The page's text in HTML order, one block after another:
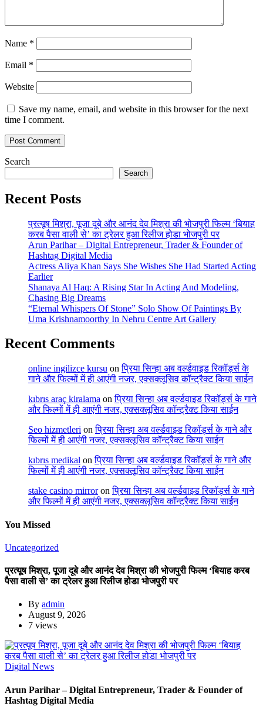
Name *
Email *
Website
Save my name, email, and website in this browser for the next
time I comment.
Search
Search
Recent Posts
प्रत्यूष मिश्रा, पूजा दूबे और आनंद देव मिश्रा की भोजपुरी फिल्म ‘बियाह
करब पैसा वाली से’ का ट्रेलर हुआ रिलीज होडा भोजपुरी पर
Arun Parihar – Digital Entrepreneur, Trader & Founder of
Hashtag Digital Media
Actress Aliya Khan Says She Wishes She Had Started Acting
Earlier
Shanaya Al Haq: A Rising Star In Acting And Modeling,
Chasing Big Dreams
“Eternal Whispers Of Stone” Solo Show Of Paintings By
Uma Krishnamoorthy In Nehru Centre Art Gallery
Recent Comments
online ingilizce kursu onप्रिया सिन्हा अब वर्ल्डवाइड रिकॉर्ड्स के
गाने और फिल्मों में ही आएंगी नजर, एक्सक्लूसिव कॉन्ट्रैक्ट किया साईन
kıbrıs araç kiralama onप्रिया सिन्हा अब वर्ल्डवाइड रिकॉर्ड्स के गाने
और फिल्मों में ही आएंगी नजर, एक्सक्लूसिव कॉन्ट्रैक्ट किया साईन
Seo hizmetleri onप्रिया सिन्हा अब वर्ल्डवाइड रिकॉर्ड्स के गाने और
फिल्मों में ही आएंगी नजर, एक्सक्लूसिव कॉन्ट्रैक्ट किया साईन
kıbrıs medikal onप्रिया सिन्हा अब वर्ल्डवाइड रिकॉर्ड्स के गाने और
फिल्मों में ही आएंगी नजर, एक्सक्लूसिव कॉन्ट्रैक्ट किया साईन
stake casino mirroronप्रिया सिन्हा अब वर्ल्डवाइड रिकॉर्ड्स के गाने
और फिल्मों में ही आएंगी नजर, एक्सक्लूसिव कॉन्ट्रैक्ट किया साईन
You Missed
Uncategorized
प्रत्यूष मिश्रा, पूजा दूबे और आनंद देव मिश्रा की भोजपुरी फिल्म ‘बियाह करब
पैसा वाली से’ का ट्रेलर हुआ रिलीज होडा भोजपुरी पर
By admin
August 9, 2026
7 views
Digital News
Arun Parihar – Digital Entrepreneur, Trader & Founder of
Hashtag Digital Media